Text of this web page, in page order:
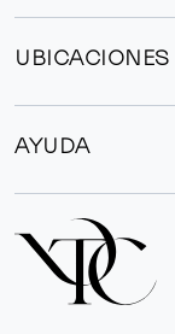
UBICACIONES
AYUDA